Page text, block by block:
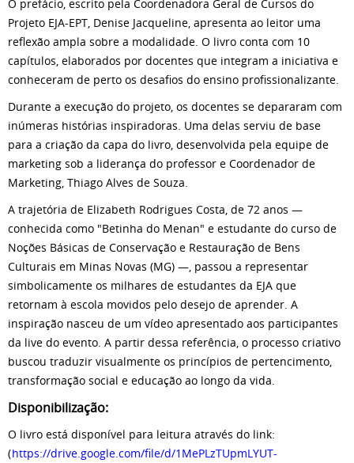
O prefácio, escrito pela Coordenadora Geral de Cursos do
Projeto EJA-EPT, Denise Jacqueline, apresenta ao leitor uma
reflexão ampla sobre a modalidade. O livro conta com 10
capítulos, elaborados por docentes que integram a iniciativa e
conheceram de perto os desafios do ensino profissionalizante.
Durante a execução do projeto, os docentes se depararam com
inúmeras histórias inspiradoras. Uma delas serviu de base
para a criação da capa do livro, desenvolvida pela equipe de
marketing sob a liderança do professor e Coordenador de
Marketing, Thiago Alves de Souza.
A trajetória de Elizabeth Rodrigues Costa, de 72 anos —
conhecida como "Betinha do Menan" e estudante do curso de
Noções Básicas de Conservação e Restauração de Bens
Culturais em Minas Novas (MG) —, passou a representar
simbolicamente os milhares de estudantes da EJA que
retornam à escola movidos pelo desejo de aprender. A
inspiração nasceu de um vídeo apresentado aos participantes
da live do evento. A partir dessa referência, o processo criativo
buscou traduzir visualmente os princípios de pertencimento,
transformação social e educação ao longo da vida.
Disponibilização:
O livro está disponível para leitura através do link:
(https://drive.google.com/file/d/1MePLzTUpmLYUT-